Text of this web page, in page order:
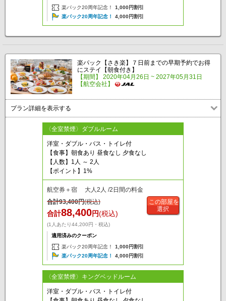
楽パック20周年記念！
1,000円割引
楽パック20周年記念！
4,000円割引
楽パック【さき楽】７日前までの早期予約でお得
にステイ【朝食付き】
【期間】 2020年04月26日 ~ 2027年05月31日
【航空会社】
プラン詳細を表示する
〈全室禁煙〉ダブルルーム
洋室・ダブル・バス・トイレ付
【食事】朝食あり 昼食なし 夕食なし
【人数】1人 ～ 2人
【ポイント】1%
航空券＋宿 大人2人 /2日間の料金
合計93,400円(税込)
合計88,400円(税込)
(1人あたり44,200円・税込)
適用済みのクーポン
楽パック20周年記念！
1,000円割引
楽パック20周年記念！
4,000円割引
この部屋を
選択
〈全室禁煙〉キングベッドルーム
洋室・ダブル・バス・トイレ付